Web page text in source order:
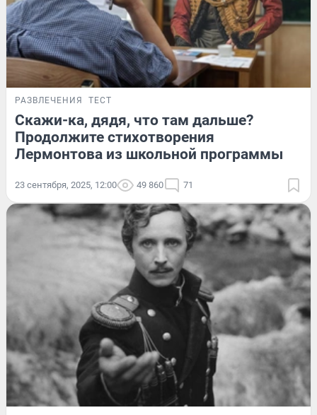
РАЗВЛЕЧЕНИЯ ТЕСТ
Скажи-ка, дядя, что там дальше?
Продолжите стихотворения
Лермонтова из школьной программы
23 сентября, 2025, 12:00 49 860 71